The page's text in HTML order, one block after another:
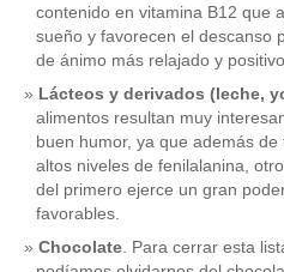
contenido en vitamina B12 que
sueño y favorecen el descanso
de ánimo más relajado y
Lácteos y derivados (leche,
alimentos resultan muy
buen humor, ya que además
altos niveles de fenilalanina,
del primero ejerce un gran
favorables.
Chocolate. Para cerrar esta